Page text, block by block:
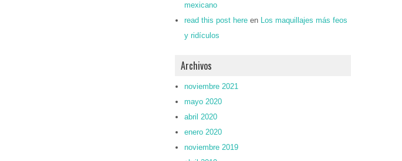
mexicano
read this post here en Los maquillajes más feos
y ridículos
Archivos
noviembre 2021
mayo 2020
abril 2020
enero 2020
noviembre 2019